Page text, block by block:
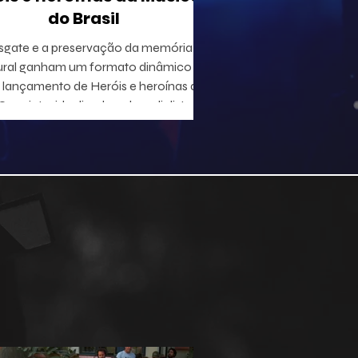
do Brasil
e a preservação da memória
ganham um formato dinâmico
de Heróis e heroínas da
projeto, idealizado pelo radialista e
Geraldo Leite — integrante do